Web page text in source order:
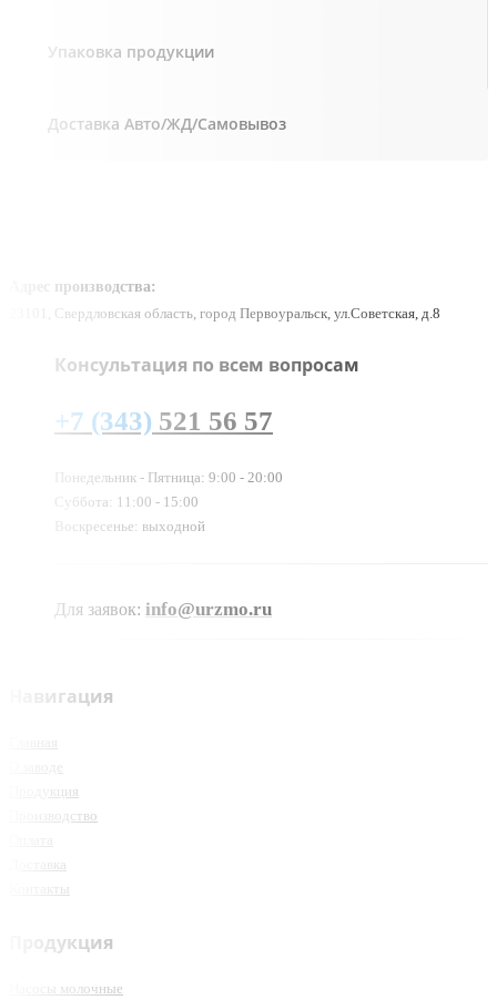
Упаковка продукции
Доставка Авто/ЖД/Самовывоз
Адрес производства:
23101, Свердловская область, город Первоуральск, ул.Советская, д.8
Консультация по всем вопросам
+7 (343) 521 56 57
Понедельник - Пятница: 9:00 - 20:00
Суббота: 11:00 - 15:00
Воскресенье: выходной
Для заявок: info@urzmo.ru
Навигация
Главная
О заводе
Продукция
Производство
Доставка
Контакты
Продукция
Насосы молочные